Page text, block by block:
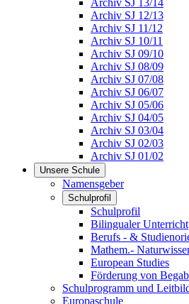
Archiv SJ 13/14
Archiv SJ 12/13
Archiv SJ 11/12
Archiv SJ 10/11
Archiv SJ 09/10
Archiv SJ 08/09
Archiv SJ 07/08
Archiv SJ 06/07
Archiv SJ 05/06
Archiv SJ 04/05
Archiv SJ 03/04
Archiv SJ 02/03
Archiv SJ 01/02
Unsere Schule
Namensgeber
Schulprofil
Schulprofil
Bilingualer Unterricht
Berufs - &
Mathem.-
European Studies
Förderung von
Schulprogramm und
Europaschule